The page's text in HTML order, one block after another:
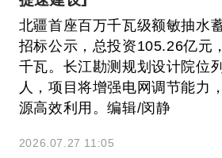
北疆首座百万千瓦级额敏抽水
招标公示，总投资105.26亿元
千瓦。长江勘测规划设计院位
人，项目将增强电网调节能力
源高效利用。编辑/闵静
2026.07.27 11:05